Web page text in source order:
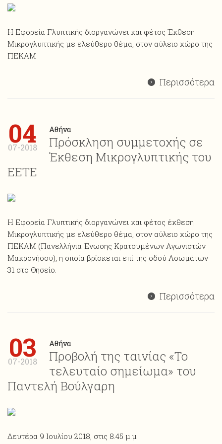
Η Εφορεία Γλυπτικής διοργανώνει και φέτος Έκθεση
Mικρογλυπτικής με ελεύθερο θέμα, στον αύλειο χώρο της
ΠΕΚΑΜ
Περισσότερα
04
07-2018
Αθήνα
Πρόσκληση συμμετοχής σε
Έκθεση Μικρογλυπτικής του
ΕΕΤΕ
Η Εφορεία Γλυπτικής διοργανώνει και φέτος έκθεση
Mικρογλυπτικής με ελεύθερο θέμα, στον αύλειο χώρο της
ΠΕΚΑΜ (Πανελλήνια Ένωσης Κρατουμένων Αγωνιστών
Μακρονήσου), η οποία βρίσκεται επί της οδού Ασωμάτων
31 στο Θησείο.
Περισσότερα
03
07-2018
Αθήνα
Προβολή της ταινίας «Το
τελευταίο σημείωμα» του
Παντελή Βούλγαρη
Δευτέρα 9 Ιουλίου 2018, στις 8.45 μ.μ